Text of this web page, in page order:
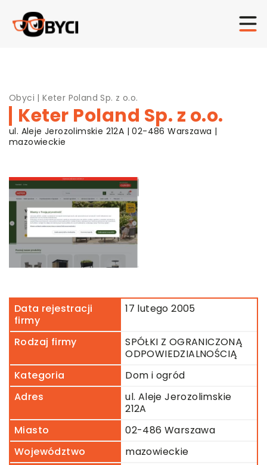
Obyci |Keter Poland Sp. z o.o.
Keter Poland Sp. z o.o.
ul. Aleje Jerozolimskie 212A | 02-486 Warszawa |
mazowieckie
Data rejestracji
firmy
17 lutego 2005
Rodzaj firmy
SPÓŁKI Z OGRANICZONĄ
ODPOWIEDZIALNOŚCIĄ
Kategoria
Dom i ogród
Adres
ul. Aleje Jerozolimskie
212A
Miasto
02-486 Warszawa
Województwo
mazowieckie